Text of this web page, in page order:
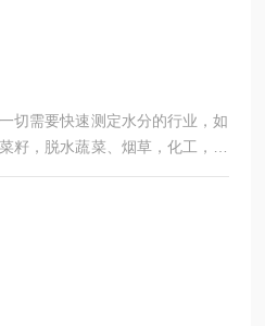
切需要快速测定水分的行业，如
籽，脱水蔬菜、烟草，化工，茶
林、造纸、橡胶、塑胶、纺织等
。同时满足固体、颗粒、粉末、
途，多性能的高质量产品，为您
水分测定仪**。